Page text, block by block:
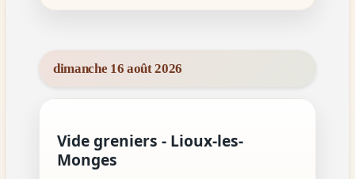
dimanche 16 août 2026
Vide greniers - Lioux-les-
Monges